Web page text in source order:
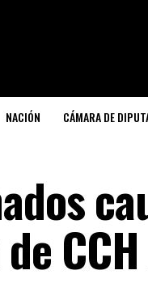
NACIÓN CÁMARA DE